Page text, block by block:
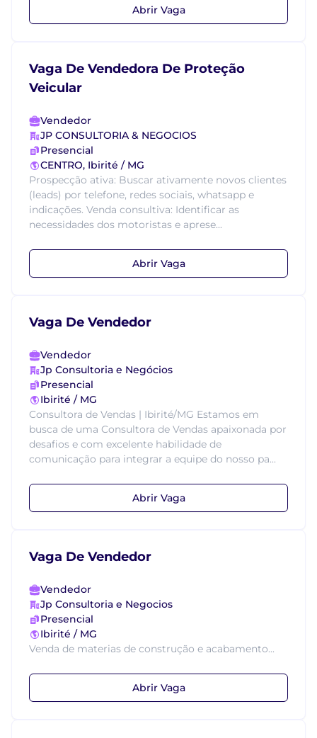
Abrir Vaga
Vaga De Vendedora De Proteção
Veicular
Vendedor
JP CONSULTORIA & NEGOCIOS
Presencial
CENTRO, Ibirité / MG
Prospecção ativa: Buscar ativamente novos clientes
(leads) por telefone, redes sociais, whatsapp e
indicações. Venda consultiva: Identificar as
necessidades dos motoristas e aprese...
Abrir Vaga
Vaga De Vendedor
Vendedor
Jp Consultoria e Negócios
Presencial
Ibirité / MG
Consultora de Vendas | Ibirité/MG Estamos em
busca de uma Consultora de Vendas apaixonada por
desafios e com excelente habilidade de
comunicação para integrar a equipe do nosso pa...
Abrir Vaga
Vaga De Vendedor
Vendedor
Jp Consultoria e Negocios
Presencial
Ibirité / MG
Venda de materias de construção e acabamento...
Abrir Vaga